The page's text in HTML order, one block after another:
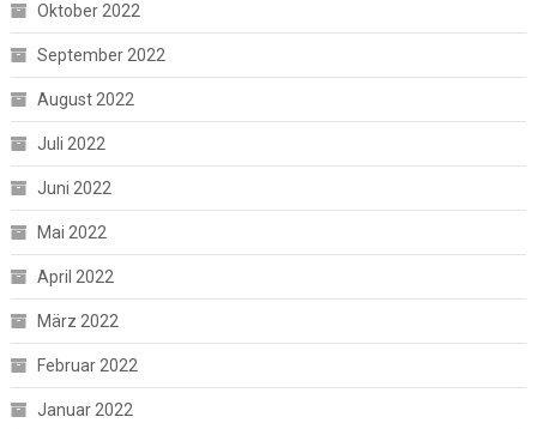
Oktober 2022
September 2022
August 2022
Juli 2022
Juni 2022
Mai 2022
April 2022
März 2022
Februar 2022
Januar 2022